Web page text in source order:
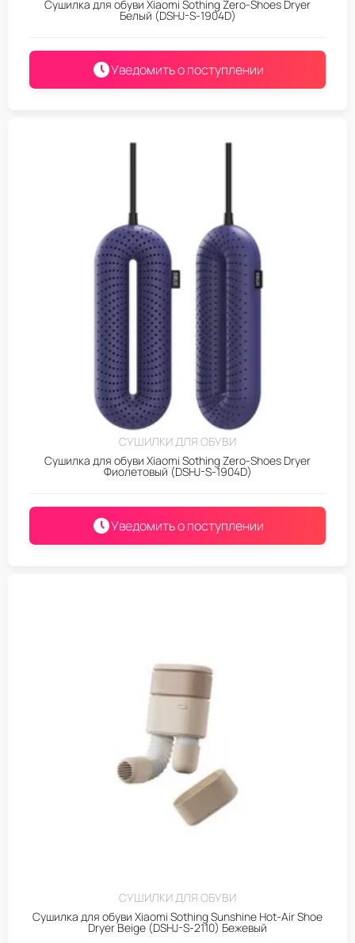
Сушилка для обуви Xiaomi Sothing Zero-Shoes Dryer
Белый (DSHJ-S-1904D)
Уведомить о поступлении
СУШИЛКИ ДЛЯ ОБУВИ
Сушилка для обуви Xiaomi Sothing Zero-Shoes Dryer
Фиолетовый (DSHJ-S-1904D)
Уведомить о поступлении
СУШИЛКИ ДЛЯ ОБУВИ
Сушилка для обуви Xiaomi Sothing Sunshine Hot-Air Shoe
Dryer Beige (DSHJ-S-2110) Бежевый